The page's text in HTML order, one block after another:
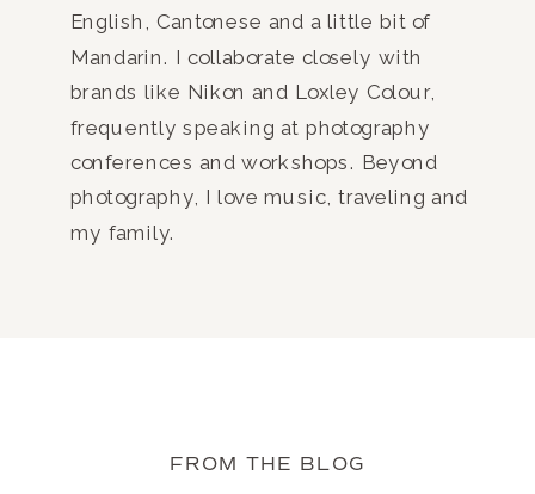
English, Cantonese and a little bit of
Mandarin. I collaborate closely with
brands like Nikon and Loxley Colour,
frequently speaking at photography
conferences and workshops. Beyond
photography, I love music, traveling and
my family.
FROM THE BLOG